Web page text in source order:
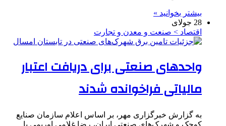
بیشتر بخوانید »
28 جولای
اقتصاد > صنعت و معدن و تجارت
واحدهای صنعتی برای دریافت اعتبار
مالیاتی فراخوانده شدند
به گزارش خبرگزاری مهر، بر اساس اعلام سازمان صنایع